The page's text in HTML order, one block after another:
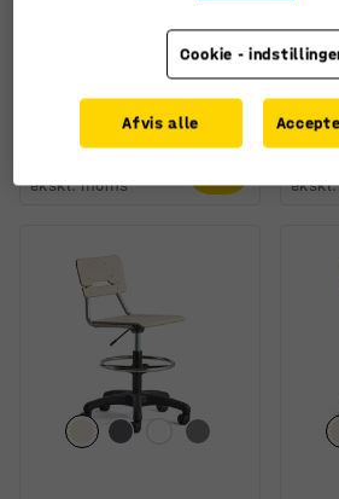
højdejusterbar, med
ekskl. moms
550
Art. nr.
Cookie -
Afvis alle